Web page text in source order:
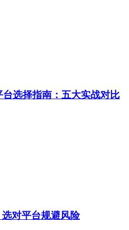
台选择指南：五大实战对比
对平台规避风险